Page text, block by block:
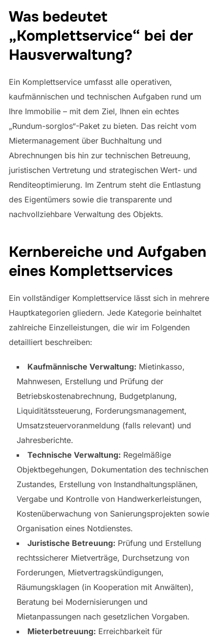
Was bedeutet
„Komplettservice“ bei der
Hausverwaltung?
Ein Komplettservice umfasst alle operativen,
kaufmännischen und technischen Aufgaben rund um
Ihre Immobilie – mit dem Ziel, Ihnen ein echtes
„Rundum-sorglos“-Paket zu bieten. Das reicht vom
Mietermanagement über Buchhaltung und
Abrechnungen bis hin zur technischen Betreuung,
juristischen Vertretung und strategischen Wert- und
Renditeoptimierung. Im Zentrum steht die Entlastung
des Eigentümers sowie die transparente und
nachvollziehbare Verwaltung des Objekts.
Kernbereiche und Aufgaben
eines Komplettservices
Ein vollständiger Komplettservice lässt sich in mehrere
Hauptkategorien gliedern. Jede Kategorie beinhaltet
zahlreiche Einzelleistungen, die wir im Folgenden
detailliert beschreiben:
Kaufmännische Verwaltung: Mietinkasso,
Mahnwesen, Erstellung und Prüfung der
Betriebskostenabrechnung, Budgetplanung,
Liquiditätssteuerung, Forderungsmanagement,
Umsatzsteuervoranmeldung (falls relevant) und
Jahresberichte.
Technische Verwaltung: Regelmäßige
Objektbegehungen, Dokumentation des technischen
Zustandes, Erstellung von Instandhaltungsplänen,
Vergabe und Kontrolle von Handwerkerleistungen,
Kostenüberwachung von Sanierungsprojekten sowie
Organisation eines Notdienstes.
Juristische Betreuung: Prüfung und Erstellung
rechtssicherer Mietverträge, Durchsetzung von
Forderungen, Mietvertragskündigungen,
Räumungsklagen (in Kooperation mit Anwälten),
Beratung bei Modernisierungen und
Mietanpassungen nach gesetzlichen Vorgaben.
Mieterbetreuung: Erreichbarkeit für